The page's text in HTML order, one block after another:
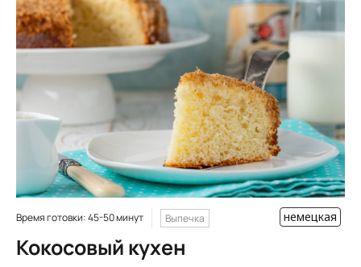
Время готовки: 45-50 минут Выпечка немецкая
Кокосовый кухен